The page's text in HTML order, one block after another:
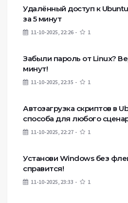
Удалённый доступ к
за 5 минут
11-10-2025, 22:26 1
Забыли пароль от Linux?
минут!
11-10-2025, 22:35 1
Автозагрузка скриптов в
способа для любого
11-10-2025, 22:27 1
Установи Windows без
справится!
11-10-2025, 23:33 1